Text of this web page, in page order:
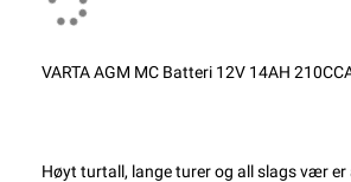
VARTA AGM MC Batteri 12V 14AH
Høyt turtall, lange turer og all slags vær er